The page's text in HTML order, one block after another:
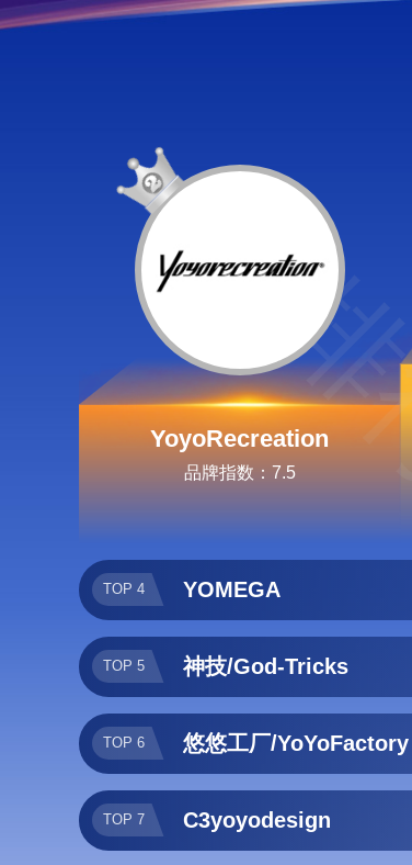
YoyoRecreation
品牌指数：7.5
TOP 4 YOMEGA
TOP 5 神技/God-Tricks
TOP 6 悠悠工厂/YoYoFactory
TOP 7 C3yoyodesign